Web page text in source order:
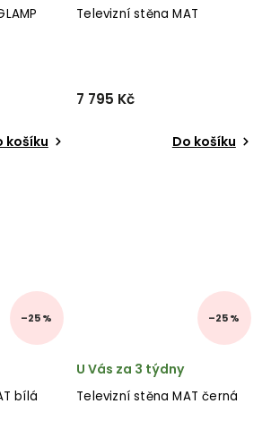
košíku
Televizní stěna MAT
7 795 Kč
Do košíku
–25 %
bílá
–25 %
Televizní stěna MAT černá
U Vás za 3 týdny